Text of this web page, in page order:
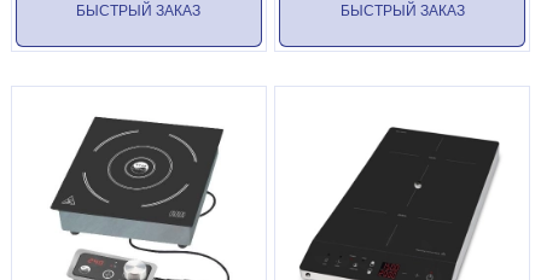
БЫСТРЫЙ ЗАКАЗ БЫСТРЫЙ ЗАКАЗ